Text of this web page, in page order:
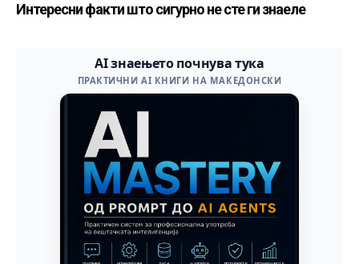
Интересни факти што сигурно не сте ги знаеле